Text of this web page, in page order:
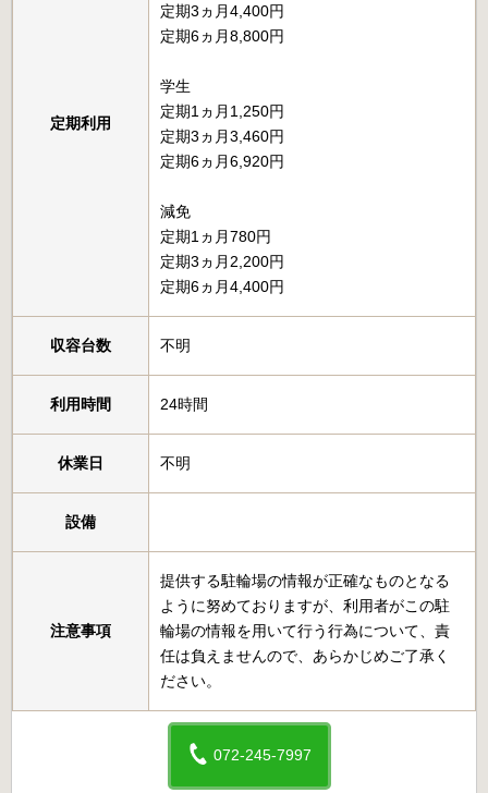
定期利用
定期3ヵ月4,400円
定期6ヵ月8,800円
学生
定期1ヵ月1,250円
定期3ヵ月3,460円
定期6ヵ月6,920円
減免
定期1ヵ月780円
定期3ヵ月2,200円
定期6ヵ月4,400円
収容台数 不明
利用時間 24時間
休業日 不明
設備
注意事項
提供する駐輪場の情報が正確なものとなる
ように努めておりますが、利用者がこの駐
輪場の情報を用いて行う行為について、責
任は負えませんので、あらかじめご了承く
ださい。
072-245-7997